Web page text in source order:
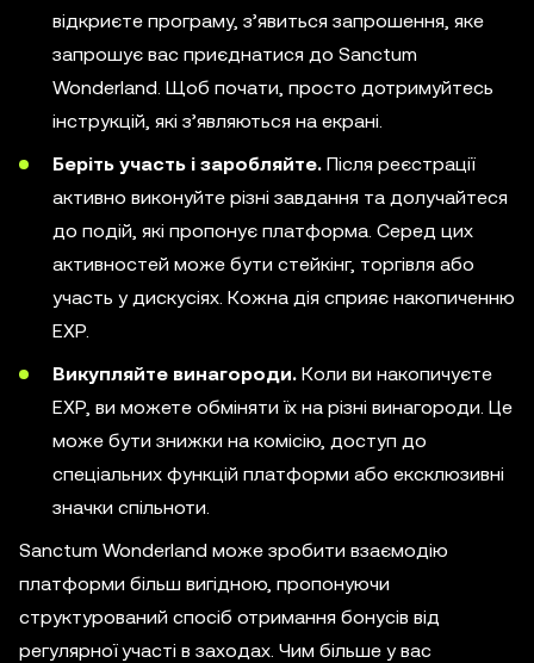
відкриєте програму, з’явиться запрошення, яке
запрошує вас приєднатися до Sanctum
Wonderland. Щоб почати, просто дотримуйтесь
інструкцій, які з’являються на екрані.
Беріть участь і заробляйте. Після реєстрації
активно виконуйте різні завдання та долучайтеся
до подій, які пропонує платформа. Серед цих
активностей може бути стейкінг, торгівля або
участь у дискусіях. Кожна дія сприяє накопиченню
EXP.
Викупляйте винагороди. Коли ви накопичуєте
EXP, ви можете обміняти їх на різні винагороди. Це
може бути знижки на комісію, доступ до
спеціальних функцій платформи або ексклюзивні
значки спільноти.
Sanctum Wonderland може зробити взаємодію
платформи більш вигідною, пропонуючи
структурований спосіб отримання бонусів від
регулярної участі в заходах. Чим більше у вас